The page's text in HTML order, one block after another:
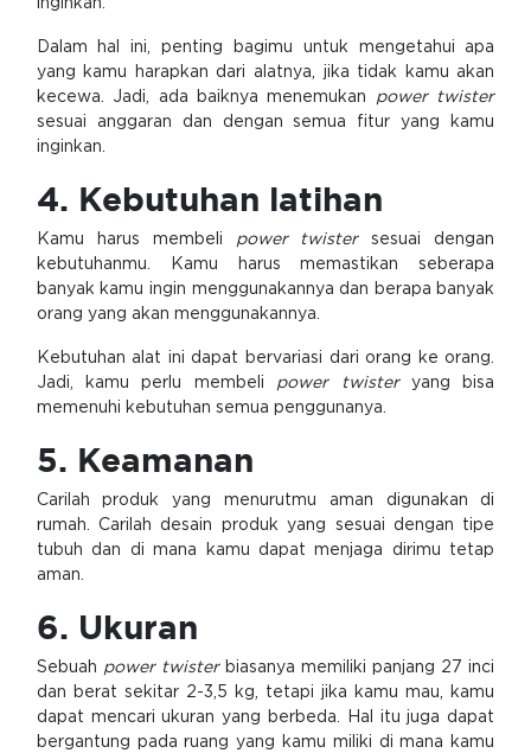
inginkan.
Dalam hal ini, penting bagimu untuk mengetahui apa
yang kamu harapkan dari alatnya, jika tidak kamu akan
kecewa. Jadi, ada baiknya menemukan power twister
sesuai anggaran dan dengan semua fitur yang kamu
inginkan.
4. Kebutuhan latihan
Kamu harus membeli power twistersesuai dengan
kebutuhanmu. Kamu harus memastikan seberapa
banyak kamu ingin menggunakannya dan berapa banyak
orang yang akan menggunakannya.
Kebutuhan alat ini dapat bervariasi dari orang ke orang.
Jadi, kamu perlu membeli power twister yang bisa
memenuhi kebutuhan semua penggunanya.
5. Keamanan
Carilah produk yang menurutmu aman digunakan di
rumah. Carilah desain produk yang sesuai dengan tipe
tubuh dan di mana kamu dapat menjaga dirimu tetap
aman.
6. Ukuran
Sebuah power twisterbiasanya memiliki panjang 27 inci
dan berat sekitar 2-3,5 kg, tetapi jika kamu mau, kamu
dapat mencari ukuran yang berbeda. Hal itu juga dapat
bergantung pada ruang yang kamu miliki di mana kamu